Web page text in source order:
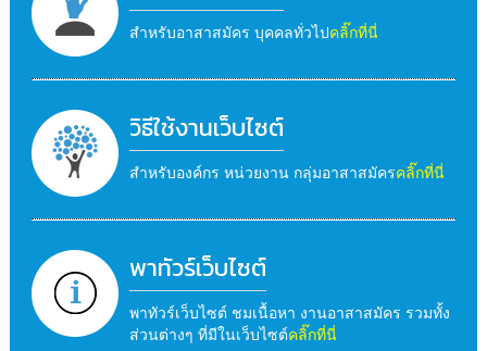
สำหรับอาสาสมัคร บุคคลทั่วไปคลิ๊กที่นี่
วิธีใช้งานเว็บไซต์
สำหรับองค์กร หน่วยงาน กลุ่มอาสาสมัครคลิ๊กที่นี่
พาทัวร์เว็บไซต์
พาทัวร์เว็บไซต์ ชมเนื้อหา งานอาสาสมัคร รวมทั้ง
ส่วนต่างๆ ที่มีในเว็บไซต์คลิ๊กที่นี่